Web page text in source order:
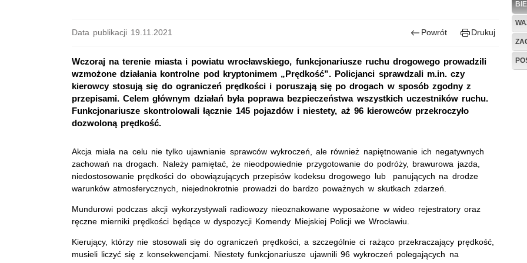
Data publikacji 19.11.2021 Powrót Drukuj
Wczoraj na terenie miasta i powiatu wrocławskiego, funkcjonariusze ruchu drogowego prowadzili
wzmożone działania kontrolne pod kryptonimem „Prędkość”. Policjanci sprawdzali m.in. czy
kierowcy stosują się do ograniczeń prędkości i poruszają się po drogach w sposób zgodny z
przepisami. Celem głównym działań była poprawa bezpieczeństwa wszystkich uczestników ruchu.
Funkcjonariusze skontrolowali łącznie 145 pojazdów i niestety, aż 96 kierowców przekroczyło
dozwoloną prędkość.
Akcja miała na celu nie tylko ujawnianie sprawców wykroczeń, ale również napiętnowanie ich negatywnych
zachowań na drogach. Należy pamiętać, że nieodpowiednie przygotowanie do podróży, brawurowa jazda,
niedostosowanie prędkości do obowiązujących przepisów kodeksu drogowego lub panujących na drodze
warunków atmosferycznych, niejednokrotnie prowadzi do bardzo poważnych w skutkach zdarzeń.
Mundurowi podczas akcji wykorzystywali radiowozy nieoznakowane wyposażone w wideo rejestratory oraz
ręczne mierniki prędkości będące w dyspozycji Komendy Miejskiej Policji we Wrocławiu.
Kierujący, którzy nie stosowali się do ograniczeń prędkości, a szczególnie ci rażąco przekraczający prędkość,
musieli liczyć się z konsekwencjami. Niestety funkcjonariusze ujawnili 96 wykroczeń polegających na